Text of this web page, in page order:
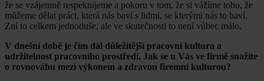
že se vzájemně respektujeme a pokoru v tom, že si vážíme toho, že
můžeme dělat práci, která nás baví s lidmi, se kterými nás to baví.
Zní to celkem jednoduše, ale ve skutečnosti to není vůbec málo.
V dnešní době je čím dál důležitější pracovní kultura a
udržitelnost pracovního prostředí. Jak se u Vás ve firmě snažíte
o rovnováhu mezi výkonem a zdravou firemní kulturou?